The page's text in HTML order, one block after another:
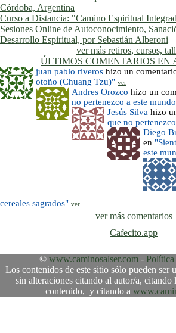
Córdoba, Argentina
Curso a Distancia: "Camino Espiritual
Sesiones Online de Autoconocimiento,
Desarrollo Espiritual, por Sebastián Alberoni
ver más retiros, cursos,
ÚLTIMOS COMENTARIOS EN
juan pablo riveros hizo un
otoño (Chuang Tzu)" ver
Andres Orozco hizo un
no pertenezco a este
Jesús Silva hizo
que no
Diego
en
este
cereales sagrados" ver
ver más comentarios
Cafecito.app
© www.caminosalser.com -
Los contenidos de este sitio sólo pueden ser
sin alteraciones citando al autor/a,
contenido, y citando a